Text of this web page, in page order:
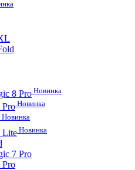
8 Pro Новинка
Новинка
Новинка
Lite Новинка
7 Pro